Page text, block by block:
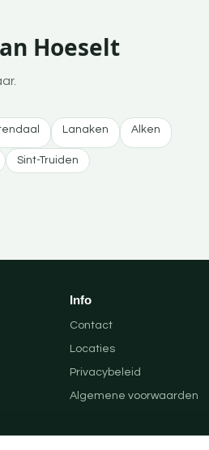
Hoeselt
Lanaken Alken
Sint-Truiden
Info
Contact
Locaties
Privacybeleid
Algemene voorwaarden